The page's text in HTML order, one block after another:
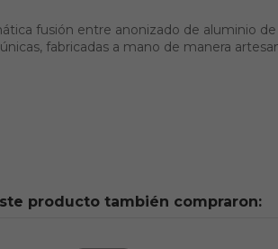
fusión entre anonizado de aluminio
fabricadas a mano de manera
producto también compraron: